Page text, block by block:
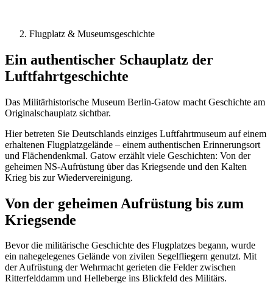
Flugplatz & Museumsgeschichte
Ein authentischer Schauplatz der
Luftfahrt­geschichte
Das Militärhistorische Museum Berlin-Gatow macht Geschichte am
Originalschauplatz sichtbar.
Hier betreten Sie Deutschlands einziges Luftfahrtmuseum auf einem
erhaltenen Flugplatzgelände – einem authentischen Erinnerungsort
und Flächendenkmal. Gatow erzählt viele Geschichten: Von der
geheimen NS-Aufrüstung über das Kriegsende und den Kalten
Krieg bis zur Wiedervereinigung.
Von der geheimen Aufrüstung bis zum
Kriegsende
Bevor die militärische Geschichte des Flugplatzes begann, wurde
ein nahegelegenes Gelände von zivilen Segelfliegern genutzt. Mit
der Aufrüstung der Wehrmacht gerieten die Felder zwischen
Ritterfelddamm und Helleberge ins Blickfeld des Militärs.